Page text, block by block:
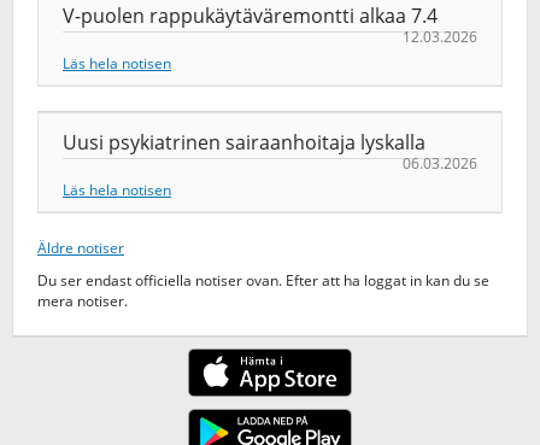
V-puolen rappukäytäväremontti alkaa 7.4
12.03.2026
Läs hela notisen
Uusi psykiatrinen sairaanhoitaja lyskalla
06.03.2026
Läs hela notisen
Äldre notiser
Du ser endast officiella notiser ovan. Efter att ha loggat in kan du se
mera notiser.